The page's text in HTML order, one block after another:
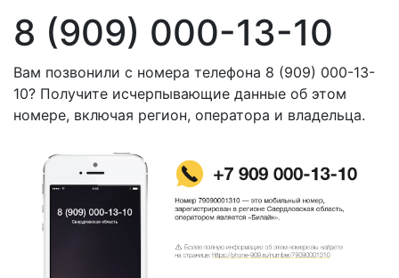
8 (909) 000-13-10
Вам позвонили с номера телефона 8 (909) 000-13-
10? Получите исчерпывающие данные об этом
номере, включая регион, оператора и владельца.